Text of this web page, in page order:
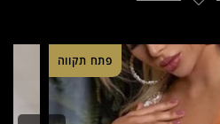
פתח תקווה